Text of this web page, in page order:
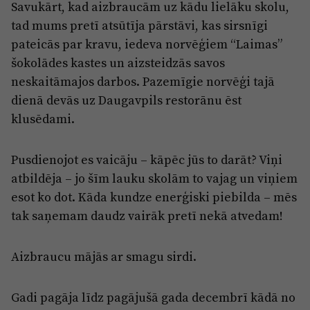
Savukārt, kad aizbraucām uz kādu lielāku skolu,
tad mums pretī atsūtīja pārstāvi, kas sirsnīgi
pateicās par kravu, iedeva norvēģiem “Laimas”
šokolādes kastes un aizsteidzās savos
neskaitāmajos darbos. Pazemīgie norvēģi tajā
dienā devās uz Daugavpils restorānu ēst
klusēdami.
Pusdienojot es vaicāju – kāpēc jūs to darāt? Viņi
atbildēja – jo šīm lauku skolām to vajag un viņiem
esot ko dot. Kāda kundze enerģiski piebilda – mēs
tak saņemam daudz vairāk pretī nekā atvedam!
Aizbraucu mājās ar smagu sirdi.
Gadi pagāja līdz pagājušā gada decembrī kādā no